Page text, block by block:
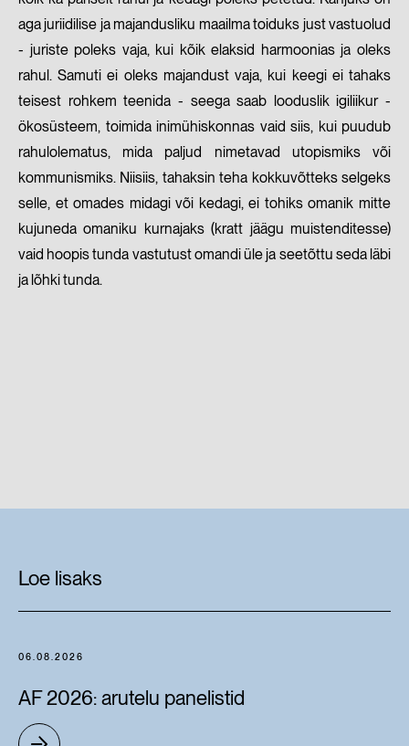
aga juriidilise ja majandusliku maailma toiduks just vastuolud
- juriste poleks vaja, kui kõik elaksid harmoonias ja oleks
rahul. Samuti ei oleks majandust vaja, kui keegi ei tahaks
teisest rohkem teenida - seega saab looduslik igiliikur -
ökosüsteem, toimida inimühiskonnas vaid siis, kui puudub
rahulolematus, mida paljud nimetavad utopismiks või
kommunismiks. Niisiis, tahaksin teha kokkuvõtteks selgeks
selle, et omades midagi või kedagi, ei tohiks omanik mitte
kujuneda omaniku kurnajaks (kratt jäägu muistenditesse)
vaid hoopis tunda vastutust omandi üle ja seetõttu seda läbi
ja lõhki tunda.
Loe lisaks
06.08.2026
AF 2026: arutelu panelistid